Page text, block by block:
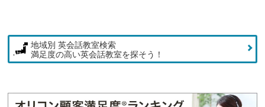
地域別 英会話教室検索
満足度の高い英会話教室を探そう！